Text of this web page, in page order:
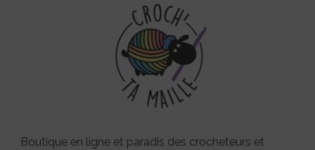
Boutique en ligne et paradis des crocheteurs et